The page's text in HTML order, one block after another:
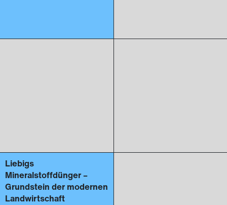
Liebigs
Mineralstoffdünger –
Grundstein der modernen
Landwirtschaft